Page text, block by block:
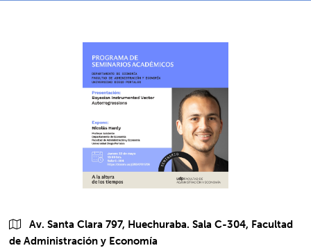
Av. Santa Clara 797, Huechuraba. Sala C-304, Facultad
de Administración y Economía